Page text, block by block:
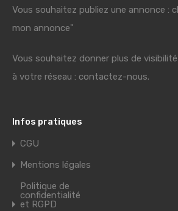
Vous souhaitez publiez une annonce :
mon annonce"
Vous souhaitez donner plus de
à votre réseau : contactez-nous.
Infos pratiques
CGU
Mentions légales
Politique de
confidentialité
et RGPD